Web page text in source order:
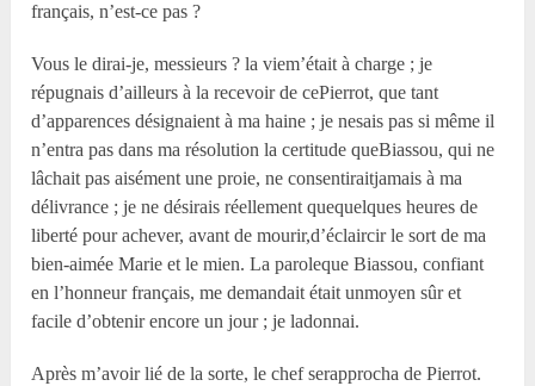
français, n’est-ce pas ?
Vous le dirai-je, messieurs ? la viem’était à charge ; je
répugnais d’ailleurs à la recevoir de cePierrot, que tant
d’apparences désignaient à ma haine ; je nesais pas si même il
n’entra pas dans ma résolution la certitude queBiassou, qui ne
lâchait pas aisément une proie, ne consentiraitjamais à ma
délivrance ; je ne désirais réellement quequelques heures de
liberté pour achever, avant de mourir,d’éclaircir le sort de ma
bien-aimée Marie et le mien. La paroleque Biassou, confiant
en l’honneur français, me demandait était unmoyen sûr et
facile d’obtenir encore un jour ; je ladonnai.
Après m’avoir lié de la sorte, le chef serapprocha de Pierrot.